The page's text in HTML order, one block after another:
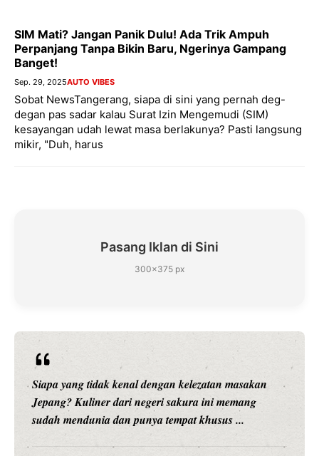
SIM Mati? Jangan Panik Dulu! Ada Trik Ampuh
Perpanjang Tanpa Bikin Baru, Ngerinya Gampang
Banget!
Sep. 29, 2025AUTO VIBES
Sobat NewsTangerang, siapa di sini yang pernah deg-
degan pas sadar kalau Surat Izin Mengemudi (SIM)
kesayangan udah lewat masa berlakunya? Pasti langsung
mikir, "Duh, harus
Pasang Iklan di Sini
300×375 px
Siapa yang tidak kenal dengan kelezatan masakan
Jepang? Kuliner dari negeri sakura ini memang
sudah mendunia dan punya tempat khusus ...